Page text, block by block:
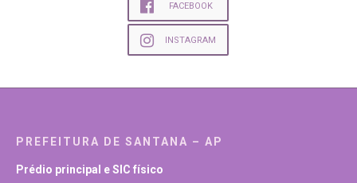
FACEBOOK
INSTAGRAM
PREFEITURA DE SANTANA – AP
Prédio principal e SIC físico